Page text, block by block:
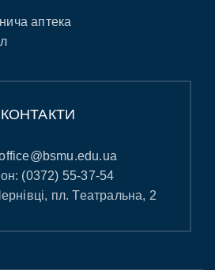
аптека
КОНТАКТИ
(0372) 55-37-54
пл. Театральна, 2